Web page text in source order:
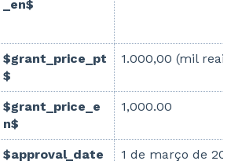
_en$
$grant_price_pt
$
1.000,00 (mil reais)
$grant_price_e
n$
1,000.00
$approval_date
1 de março de 2020